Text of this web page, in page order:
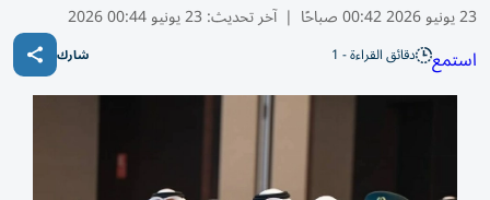
23 يونيو 2026 00:42 صباحًا | آخر تحديث: 23 يونيو 00:44 2026
استمع دقائق القراءة - 1 شارك